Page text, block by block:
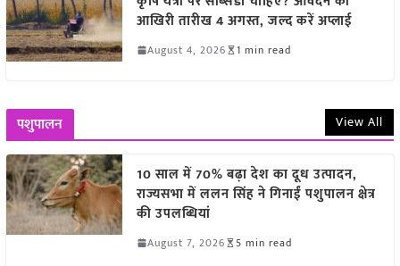
आखिरी तारीख 4 अगस्त, जल्द करें अप्लाई
August 4, 2026 1 min read
पशुपालन View All
10 साल में 70% बढ़ा देश का दूध उत्पादन,
राज्यसभा में ललन सिंह ने गिनाईं पशुपालन क्षेत्र
की उपलब्धियां
August 7, 2026 5 min read